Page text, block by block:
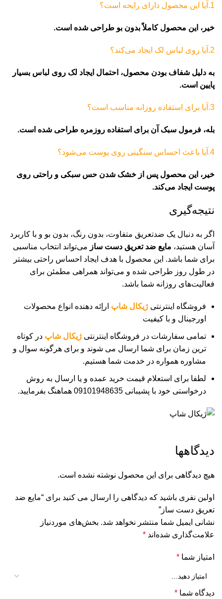
1.آیا این محصول دارای رایحه است؟
خیر، این محصول کاملاً بدون بو طراحی شده است.
2.آیا روی لباس لک ایجاد می‌کند؟
به دلیل شفاف بودن محصول، احتمال ایجاد لک روی لباس بسیار
پایین است.
3.آیا برای استفاده روزانه مناسب است؟
بله، فرمول سبک آن برای استفاده روزمره طراحی شده است.
4.آیا باعث احساس سنگینی روی پوست می‌شود؟
خیر، این محصول پس از خشک شدن حس سبکی و راحتی روی
پوست ایجاد می‌کند.
نتیجه‌گیری
اگر به دنبال یک ضدتعریق متفاوت، بدون رنگ، بدون بو و با کاربرد
آسان هستید، مایع ضد تعریق دست‌ ساز می‌تواند انتخاب مناسبی
برای شما باشد. این محصول با هدف ایجاد احساس راحتی بیشتر
در طول روز طراحی شده و می‌تواند همراهی مطمئن برای
فعالیت‌های روزانه شما باشد.
فروشگاه اینترنتی ژیکال شاپ اراِئه دهنده انواع محصولات
اورجینال و با کیفیت
تمامی سفارشات در فروشگاه اینترنتی ژیکال شاپ در کوتاه
ترین زمان برای شما ارسال می شوند و برای هرگونه سوال و
مشاوره همواره در خدمت شما هستیم.
لطفا برای استعلام قیمت خرید عمده و یا ارسال به روش
درخواستی خود با پشیبانی 09101948635 هماهنگ بفرمایید.
دیدگاهها
هیچ دیدگاهی برای این محصول نوشته نشده است.
اولین نفری باشید که دیدگاهی را ارسال می کنید برای “مایع ضد
تعریق دست‌ ساز”
نشانی ایمیل شما منتشر نخواهد شد. بخش‌های موردنیاز
علامت‌گذاری شده‌اند *
امتیاز شما *
دیدگاه شما *